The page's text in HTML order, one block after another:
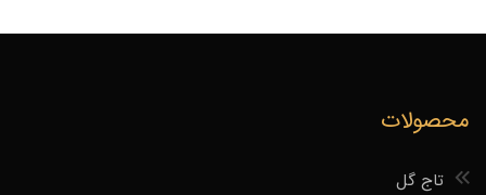
محصولات
تاج گل